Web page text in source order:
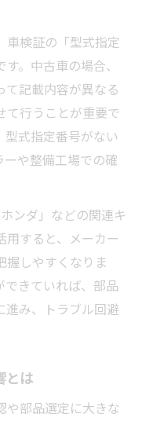
車検証の「型式指定
。中古車の場合、
て記載内容が異なる
て行うことが重要で
式指定番号がない
や整備工場での確
ンダ」などの関連キ
用すると、メーカー
握しやすくなりま
できていれば、部品
進み、トラブル回避
とは
や部品選定に大きな